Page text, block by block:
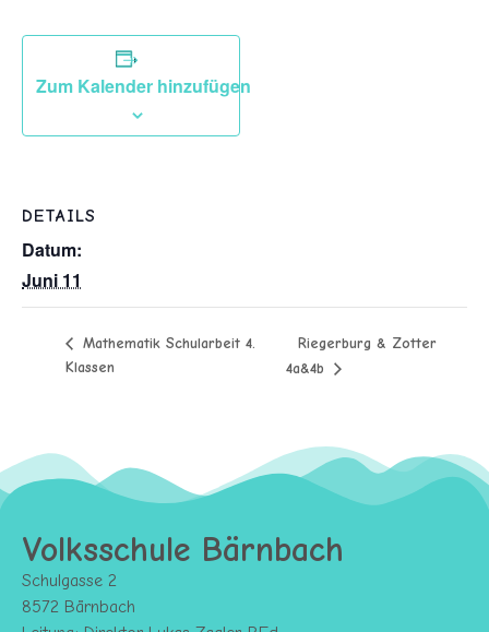
Zum Kalender hinzufügen
DETAILS
Datum:
Juni 11
Mathematik Schularbeit 4.
Klassen
Riegerburg & Zotter
4a&4b
Volksschule Bärnbach
Schulgasse 2
8572 Bärnbach